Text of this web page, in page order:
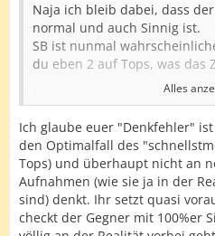
Naja ich bleib dabei, dass
normal und auch Sinnig ist.
SB ist nunmal
du eben 2 auf Tops, was das
Das er es dann 5 Runden
auszumachen hat dann
Weg über SB zu tun. Das
Weg ausmachen.
von nem Bouncer sollte man
ausgehen.
Alles
Ich glaube euer "Denkfehler"
den Optimalfall des
Tops) und überhaupt nicht an
Aufnahmen (wie sie ja in der
sind) denkt. Ihr setzt quasi
checkt der Gegner mit 100%er